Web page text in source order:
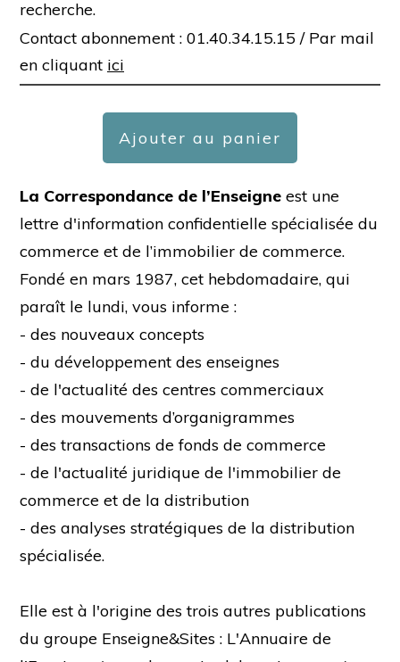
recherche.
Contact abonnement : 01.40.34.15.15 / Par mail
en cliquant ici
Ajouter au panier
La Correspondance de l’Enseigne est une
lettre d'information confidentielle spécialisée du
commerce et de l’immobilier de commerce.
Fondé en mars 1987, cet hebdomadaire, qui
paraît le lundi, vous informe :
- des nouveaux concepts
- du développement des enseignes
- de l'actualité des centres commerciaux
- des mouvements d’organigrammes
- des transactions de fonds de commerce
- de l'actualité juridique de l'immobilier de
commerce et de la distribution
- des analyses stratégiques de la distribution
spécialisée.
Elle est à l'origine des trois autres publications
du groupe Enseigne&Sites : L'Annuaire de